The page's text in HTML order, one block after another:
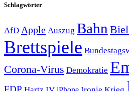
Schlagwörter
AfD Apple Auszug Bahn
Brettspiele
Corona-Virus Demokratie